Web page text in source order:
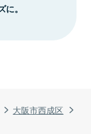
大阪市西成区
。